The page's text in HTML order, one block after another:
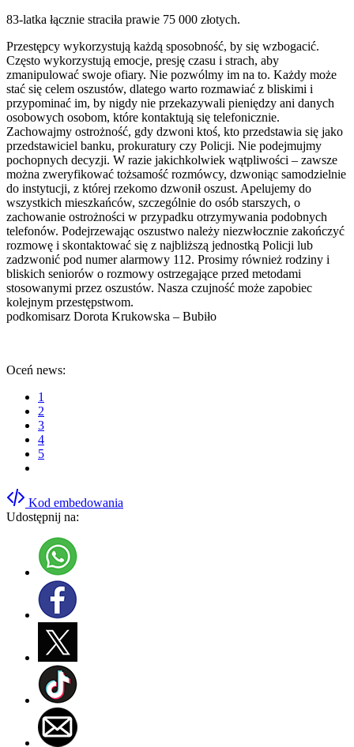
83-latka łącznie straciła prawie 75 000 złotych.
Przestępcy wykorzystują każdą sposobność, by się wzbogacić.
Często wykorzystują emocje, presję czasu i strach, aby
zmanipulować swoje ofiary. Nie pozwólmy im na to. Każdy może
stać się celem oszustów, dlatego warto rozmawiać z bliskimi i
przypominać im, by nigdy nie przekazywali pieniędzy ani danych
osobowych osobom, które kontaktują się telefonicznie.
Zachowajmy ostrożność, gdy dzwoni ktoś, kto przedstawia się jako
przedstawiciel banku, prokuratury czy Policji. Nie podejmujmy
pochopnych decyzji. W razie jakichkolwiek wątpliwości – zawsze
można zweryfikować tożsamość rozmówcy, dzwoniąc samodzielnie
do instytucji, z której rzekomo dzwonił oszust. Apelujemy do
wszystkich mieszkańców, szczególnie do osób starszych, o
zachowanie ostrożności w przypadku otrzymywania podobnych
telefonów. Podejrzewając oszustwo należy niezwłocznie zakończyć
rozmowę i skontaktować się z najbliższą jednostką Policji lub
zadzwonić pod numer alarmowy 112. Prosimy również rodziny i
bliskich seniorów o rozmowy ostrzegające przed metodami
stosowanymi przez oszustów. Nasza czujność może zapobiec
kolejnym przestępstwom.
podkomisarz Dorota Krukowska – Bubiło
Oceń news:
1
2
3
4
5
Kod embedowania
Udostępnij na: